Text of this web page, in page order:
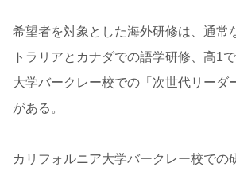
希望者を対象とした海外研修は、通常
トラリアとカナダでの語学研修、高1
大学バークレー校での「次世代リーダ
がある。
カリフォルニア大学バークレー校での